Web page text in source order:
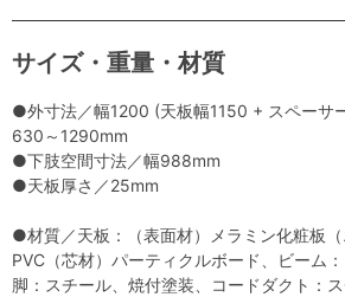
サイズ・重量・材質
●外寸法／幅1200 (天板幅1150 + スペーサ
630～1290mm
●下肢空間寸法／幅988mm
●天板厚さ／25mm
●材質／天板：（表面材）メラミン化粧板（
PVC（芯材）パーティクルボード、ビーム：
脚：スチール、焼付塗装、コードダクト：